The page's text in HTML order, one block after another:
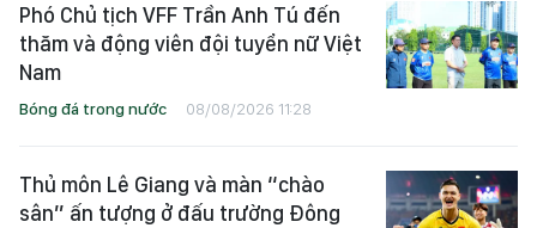
Phó Chủ tịch VFF Trần Anh Tú đến
thăm và động viên đội tuyển nữ Việt
Nam
Bóng đá trong nước 08/08/2026 11:28
Thủ môn Lê Giang và màn “chào
sân” ấn tượng ở đấu trường Đông